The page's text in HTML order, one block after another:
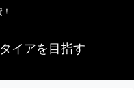
イアを目指す